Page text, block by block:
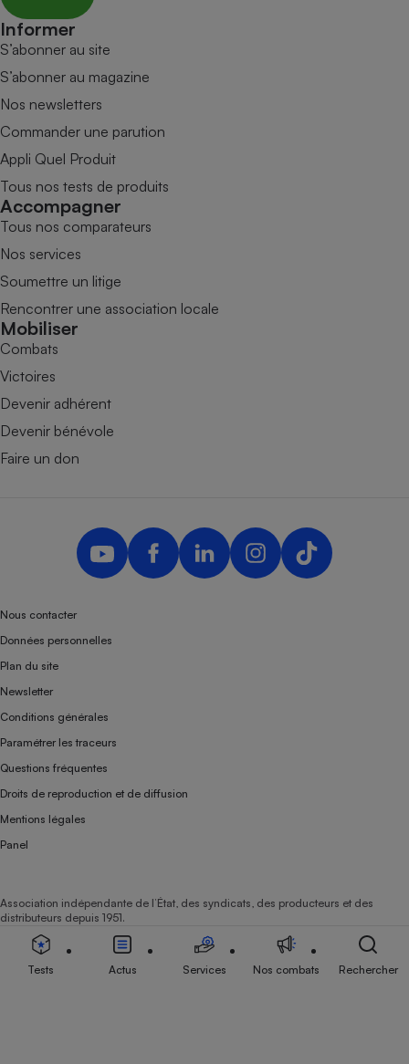
Informer
S’abonner au site
S’abonner au magazine
Nos newsletters
Commander une parution
Appli Quel Produit
Tous nos tests de produits
Accompagner
Tous nos comparateurs
Nos services
Soumettre un litige
Rencontrer une association locale
Mobiliser
Combats
Victoires
Devenir adhérent
Devenir bénévole
Faire un don
Nous contacter
Données personnelles
Plan du site
Newsletter
Conditions générales
Paramétrer les traceurs
Questions fréquentes
Droits de reproduction et de diffusion
Mentions légales
Panel
Association indépendante de l’État, des syndicats, des producteurs et des
distributeurs depuis 1951.
Tests Actus Services Nos combats Rechercher